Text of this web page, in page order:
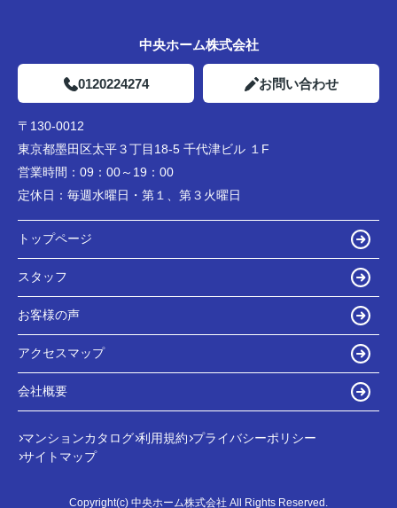
中央ホーム株式会社
0120224274 お問い合わせ
〒130-0012
東京都墨田区太平３丁目18-5 千代津ビル １F
営業時間： 09：00～19：00
定休日： 毎週水曜日・第１、第３火曜日
トップページ
スタッフ
お客様の声
アクセスマップ
会社概要
マンションカタログ 利用規約 プライバシーポリシー
サイトマップ
Copyright(c) 中央ホーム株式会社 All Rights Reserved.